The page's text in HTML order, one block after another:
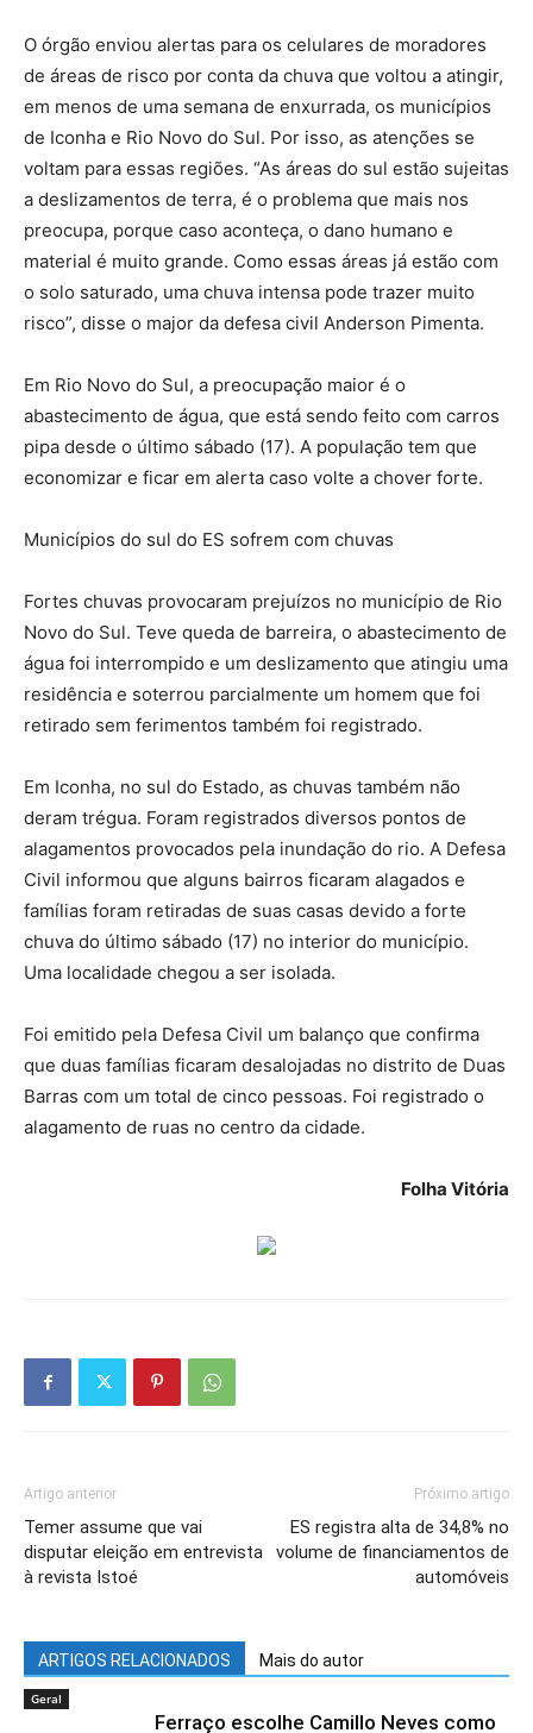
O órgão enviou alertas para os celulares de moradores
de áreas de risco por conta da chuva que voltou a atingir,
em menos de uma semana de enxurrada, os municípios
de Iconha e Rio Novo do Sul. Por isso, as atenções se
voltam para essas regiões. “As áreas do sul estão sujeitas
a deslizamentos de terra, é o problema que mais nos
preocupa, porque caso aconteça, o dano humano e
material é muito grande. Como essas áreas já estão com
o solo saturado, uma chuva intensa pode trazer muito
risco”, disse o major da defesa civil Anderson Pimenta.
Em Rio Novo do Sul, a preocupação maior é o
abastecimento de água, que está sendo feito com carros
pipa desde o último sábado (17). A população tem que
economizar e ficar em alerta caso volte a chover forte.
Municípios do sul do ES sofrem com chuvas
Fortes chuvas provocaram prejuízos no município de Rio
Novo do Sul. Teve queda de barreira, o abastecimento de
água foi interrompido e um deslizamento que atingiu uma
residência e soterrou parcialmente um homem que foi
retirado sem ferimentos também foi registrado.
Em Iconha, no sul do Estado, as chuvas também não
deram trégua. Foram registrados diversos pontos de
alagamentos provocados pela inundação do rio. A Defesa
Civil informou que alguns bairros ficaram alagados e
famílias foram retiradas de suas casas devido a forte
chuva do último sábado (17) no interior do município.
Uma localidade chegou a ser isolada.
Foi emitido pela Defesa Civil um balanço que confirma
que duas famílias ficaram desalojadas no distrito de Duas
Barras com um total de cinco pessoas. Foi registrado o
alagamento de ruas no centro da cidade.
Folha Vitória
Artigo anterior
Temer assume que vai
disputar eleição em entrevista
à revista Istoé
Próximo artigo
ES registra alta de 34,8% no
volume de financiamentos de
automóveis
ARTIGOS RELACIONADOS Mais do autor
Geral
Ferraço escolhe Camillo Neves como